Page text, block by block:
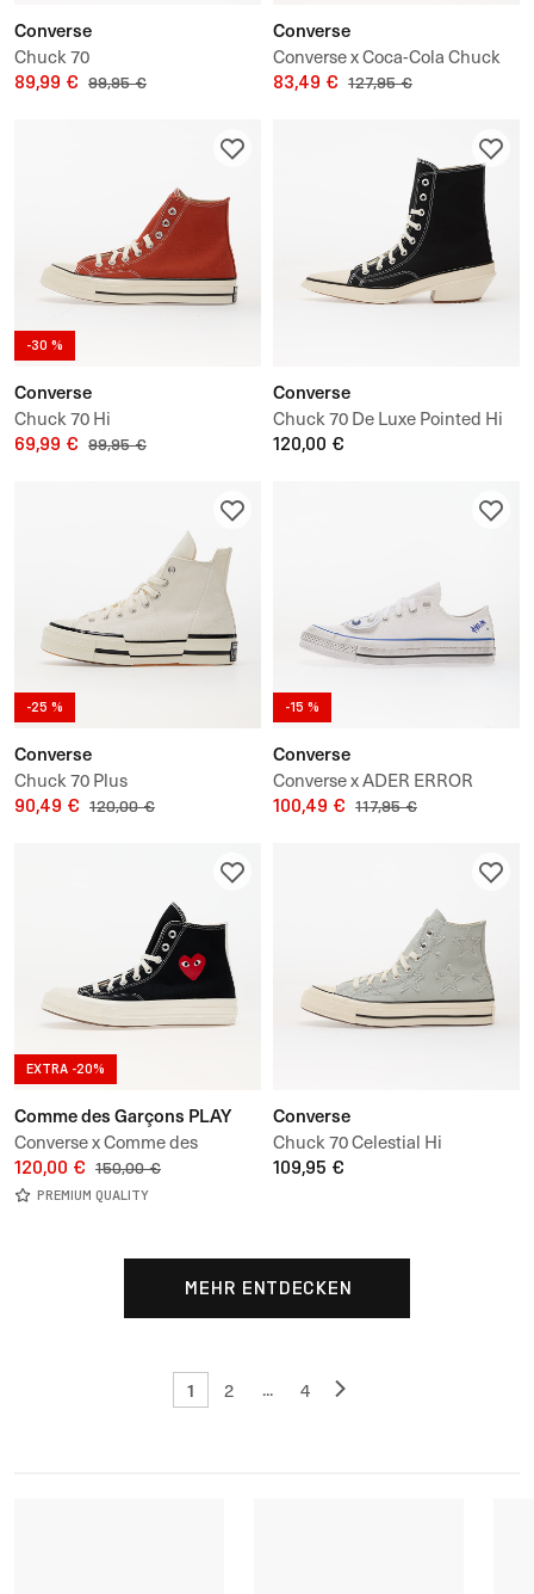
Converse
Chuck 70
89,99 € 99,95 €
Converse
Converse x Coca-Cola Chuck
70
83,49 € 127,95 €
-30 %
Converse
Chuck 70 Hi
69,99 € 99,95 €
Converse
Chuck 70 De Luxe Pointed Hi
120,00 €
-25 %
Converse
Chuck 70 Plus
90,49 € 120,00 €
-15 %
Converse
Converse x ADER ERROR
Chuck 70 Low
100,49 € 117,95 €
EXTRA -20%
Comme des Garçons PLAY
Converse x Comme des
Garçons PLAY Chuck 70 Hi
120,00 € 150,00 €
PREMIUM QUALITY
Converse
Chuck 70 Celestial Hi
109,95 €
MEHR ENTDECKEN
1 2 ... 4